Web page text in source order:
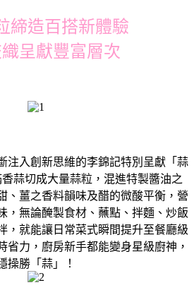
締造百搭新體驗
呈獻豐富層次
注入創新思維的李錦記特別呈獻「蒜
蒜切成大量蒜粒，混進特製醬油之
、薑之香料韻味及醋的微酸平衡，營
，無論醃製食材、蘸點、拌麵、炒飯
，就能讓日常菜式瞬間提升至餐廳級
省力，廚房新手都能變身星級廚神，
操勝「蒜」！